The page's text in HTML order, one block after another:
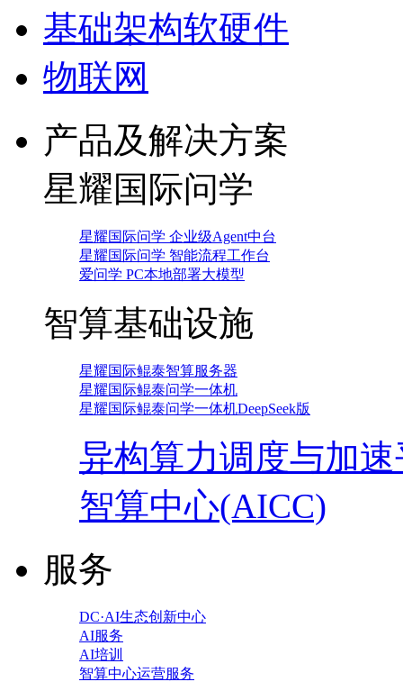
基础架构软硬件
物联网
产品及解决方案
星耀国际问学
星耀国际问学 企业级Agent中台
星耀国际问学 智能流程工作台
爱问学 PC本地部署大模型
智算基础设施
星耀国际鲲泰智算服务器
星耀国际鲲泰问学一体机
星耀国际鲲泰问学一体机DeepSeek版
异构算力调度与加
智算中心(AICC)
服务
DC·AI生态创新中心
AI服务
AI培训
智算中心运营服务